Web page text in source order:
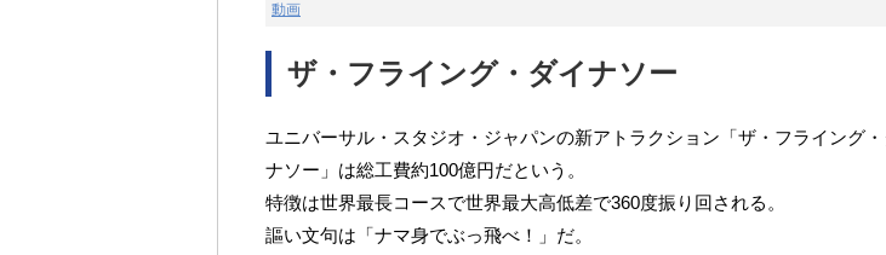
動画
ザ・フライング・ダイナソー
ユニバーサル・スタジオ・ジャパンの新アトラクション「ザ・フライング・
ナソー」は総工費約100億円だという。
特徴は世界最長コースで世界最大高低差で360度振り回される。
謳い文句は「ナマ身でぶっ飛べ！」だ。